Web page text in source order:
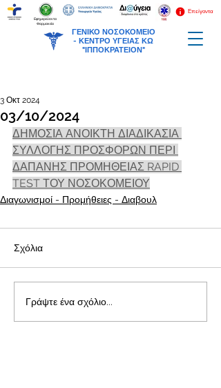
ΓΕΝΙΚΟ ΝΟΣΟΚΟΜΕΙΟ
- ΚΕΝΤΡΟ ΥΓΕΙΑΣ ΚΩ
"ΙΠΠΟΚΡΑΤΕΙΟΝ"
Επείγοντα
Εφημερεύοντα
Φαρμακεία
03/10/2024
3 Οκτ 2024
ΔΗΜΟΣΙΑ ΑΝΟΙΚΤΗ ΔΙΑΔΙΚΑΣΙΑ
ΣΥΛΛΟΓΗΣ ΠΡΟΣΦΟΡΩΝ ΠΕΡΙ
ΔΑΠΑΝΗΣ ΠΡΟΜΗΘΕΙΑΣ RAPID
TEST ΤΟΥ ΝΟΣΟΚΟΜΕΙΟΥ
Διαγωνισμοί - Προμήθειες - Διαβουλ
Σχόλια
Γράψτε ένα σχόλιο...